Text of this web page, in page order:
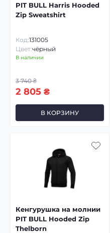
PIT BULL Harris Hooded
Zip Sweatshirt
Код:131005
Цвет:чёрный
В наличии
3 740 ₴
2 805 ₴
В КОРЗИНУ
Кенгурушка на молнии
PIT BULL Hooded Zip
Thelborn